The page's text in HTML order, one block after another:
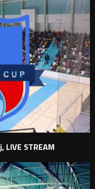
LIVE STREAM